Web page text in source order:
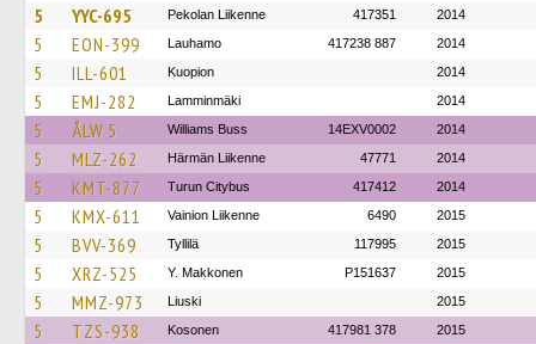
5 YYC-695 Pekolan Liikenne 417351 2014
5 EON-399 Lauhamo 417238 887 2014
5 ILL-601 Kuopion 2014
5 EMJ-282 Lamminmäki 2014
5 ÅLW 5 Williams Buss 14EXV0002 2014
5 MLZ-262 Härmän Liikenne 47771 2014
5 KMT-877 Turun Citybus 417412 2014
5 KMX-611 Vainion Liikenne 6490 2015
5 BVV-369 Tyllilä 117995 2015
5 XRZ-525 Y. Makkonen P151637 2015
5 MMZ-973 Liuski 2015
5 TZS-938 Kosonen 417981 378 2015